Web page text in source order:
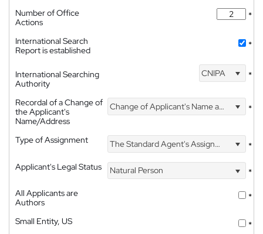
Number of Office
Actions
*
International Search
Report is established
*
International Searching
Authority
CNIPA *
Recordal of a Change of
the Applicant's
Name/Address
Change of Applicant's Name and Address *
Type of Assignment The Standard Agent's Assignment
*
Applicant's Legal Status
Natural Person
*
All Applicants are
Authors
*
Small Entity, US
*